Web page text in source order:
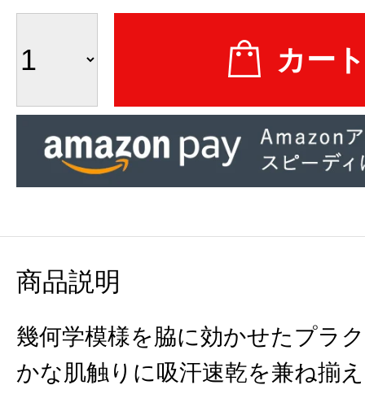
商品説明
幾何学模様を脇に効かせたプラ
かな肌触りに吸汗速乾を兼ね揃